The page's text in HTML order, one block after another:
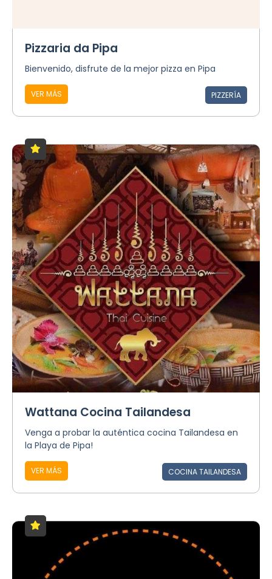
Pizzaria da Pipa
Bienvenido, disfrute de la mejor pizza en Pipa
VER MÁS PIZZERÍA
Wattana Cocina Tailandesa
Venga a probar la auténtica cocina Tailandesa en
la Playa de Pipa!
VER MÁS COCINA TAILANDESA